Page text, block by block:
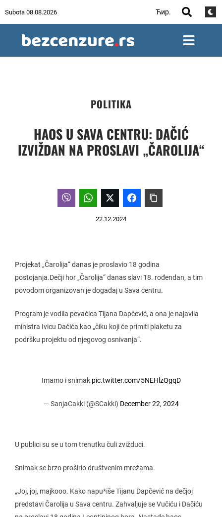
Subota 08.08.2026 Ћир.
POLITIKA
HAOS U SAVA CENTRU: DAČIĆ
IZVIŽDAN NA PROSLAVI „ČAROLIJA“
22.12.2024
Projekat „Čarolija“ danas je proslavio 18 godina
postojanja.Dečji hor „Čarolija“ danas slavi 18. rođendan, a tim
povodom organizovan je događaj u Sava centru.
Program je vodila pevačica Tijana Dapčević, a ona je najavila
ministra Ivicu Dačića kao „čiku koji će primiti plaketu za
podršku projektu od njegovog osnivanja“.
Imamo i snimak pic.twitter.com/5NEHlzQgqD
— SanjaCakki (@SCakki) December 22, 2024
U publici su se u tom trenutku čuli zvižduci.
Snimak se brzo proširio društvenim mrežama.
„Joj, joj, majkooo. Kako napu*iše Tijanu Dapčević na dečjoj
predstavi Čarolija u Sava centru. Zahvaljuje se Vučiću i Dačiću